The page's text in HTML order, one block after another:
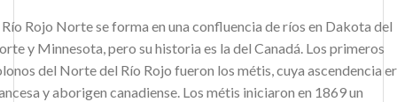
Río Rojo Norte se forma en una confluencia de ríos en Dakota del
y Minnesota, pero su historia es la del Canadá. Los primeros
del Norte del Río Rojo fueron los métis, cuya ascendencia
y aborigen canadiense. Los métis iniciaron en 1869 un